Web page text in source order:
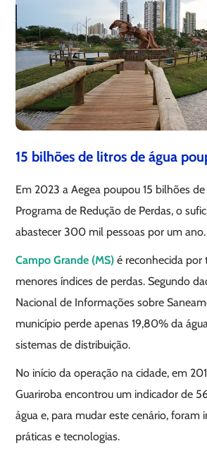
15 bilhões de litros de água
Em 2023 a Aegea poupou 15 bilhões
Programa de Redução de Perdas, o
abastecer 300 mil pessoas por um ano.
Campo Grande (MS) é reconhecida por
menores índices de perdas. Segundo
Nacional de Informações sobre
município perde apenas 19,80% da
sistemas de distribuição.
No início da operação na cidade, em
Guariroba encontrou um indicador de
água e, para mudar este cenário, foram
práticas e tecnologias.